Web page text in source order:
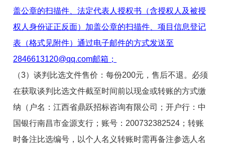
盖公章的扫描件、法定代表人授权书 （含授权人及被授
权人身份证正反面） 加盖公章的扫描件 、项目信息登记
表（格式见附件）通过电子邮件的方式发送至
2846613120@qq.com邮箱 ；
（3）谈判比选文件售价：每份200元，售后不退。 必须
在获取谈判比选文件截至时间前以现金或转账的方式缴
纳（ 户名：江西省鼎跃招标咨询有限公司；开户行：中
国银行南昌市金源支行；账号： 200732382524 ；转账
时备注比选编号，以个人名义转账时需再备注参选人名